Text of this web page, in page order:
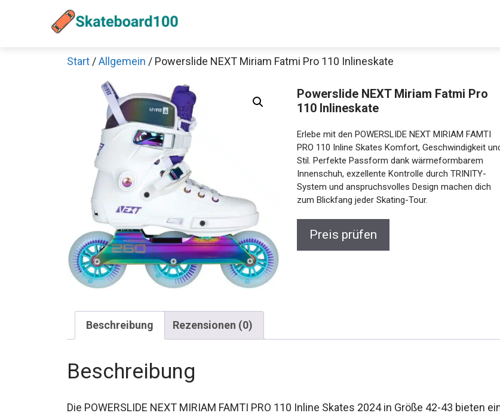
Start /Allgemein / Powerslide NEXT Miriam Fatmi Pro 110 Inlineskate
Powerslide NEXT Miriam Fatmi Pro
110 Inlineskate
Erlebe mit den POWERSLIDE NEXT MIRIAM FAMTI
PRO 110 Inline Skates Komfort, Geschwindigkeit und
Stil. Perfekte Passform dank wärmeformbarem
Innenschuh, exzellente Kontrolle durch TRINITY-
System und anspruchsvolles Design machen dich
zum Blickfang jeder Skating-Tour.
Preis prüfen
Beschreibung Rezensionen (0)
Beschreibung
Die POWERSLIDE NEXT MIRIAM FAMTI PRO 110 Inline Skates 2024 in Größe 42-43 bieten
Jetzt anschauen